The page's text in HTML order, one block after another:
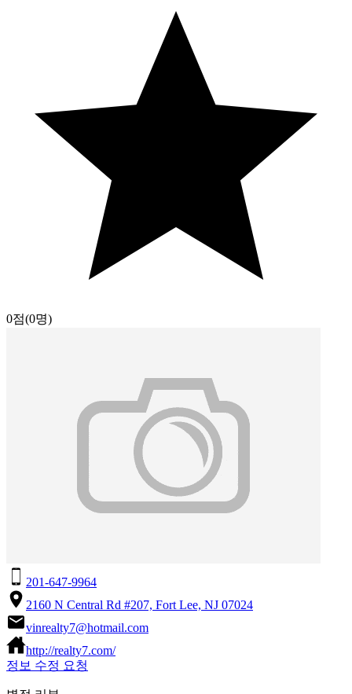
0점(0명)
201-647-9964
2160 N Central Rd #207, Fort Lee, NJ 07024
vinrealty7@hotmail.com
http://realty7.com/
정보 수정 요청